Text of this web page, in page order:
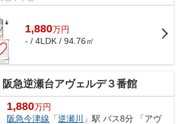
1,880万円
- / 4LDK / 94.76㎡
阪急逆瀬台アヴェルデ３番館
1,880万円
阪急今津線 「逆瀬川
」駅 バス8分 「アヴ